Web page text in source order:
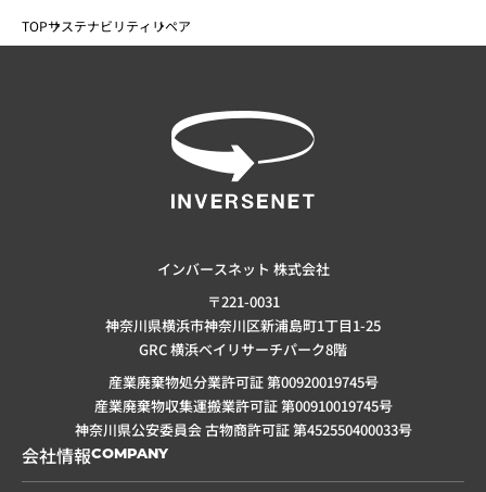
TOPサステナビリティ リペア
インバースネット 株式会社
〒221-0031
神奈川県横浜市神奈川区新浦島町1丁目1-25
GRC 横浜ベイリサーチパーク8階
産業廃棄物処分業許可証 第00920019745号
産業廃棄物収集運搬業許可証 第00910019745号
神奈川県公安委員会 古物商許可証 第452550400033号
COMPANY
会社情報